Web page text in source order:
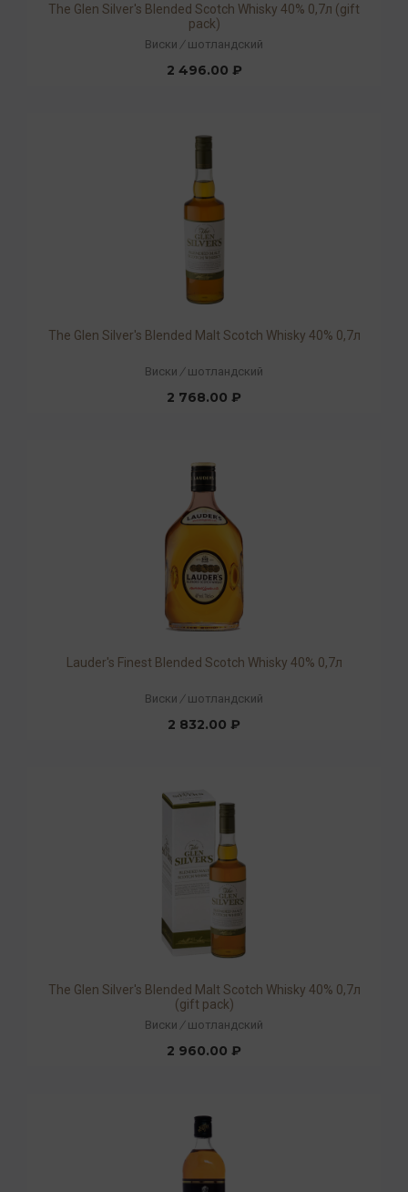
The Glen Silver's Blended Scotch Whisky 40% 0,7л (gift
pack)
Виски / шотландский
2 496.00 ₽
The Glen Silver's Blended Malt Scotch Whisky 40% 0,7л
Виски / шотландский
2 768.00 ₽
Lauder's Finest Blended Scotch Whisky 40% 0,7л
Виски / шотландский
2 832.00 ₽
The Glen Silver's Blended Malt Scotch Whisky 40% 0,7л
(gift pack)
Виски / шотландский
2 960.00 ₽